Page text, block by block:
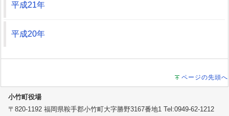
平成21年
平成20年
ページの先頭へ
小竹町役場
〒820-1192 福岡県鞍手郡小竹町大字勝野3167番地1 Tel:0949-62-1212